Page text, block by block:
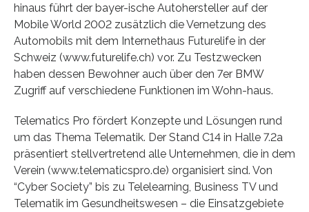
hinaus führt der bayer-ische Autohersteller auf der
Mobile World 2002 zusätzlich die Vernetzung des
Automobils mit dem Internethaus Futurelife in der
Schweiz (www.futurelife.ch) vor. Zu Testzwecken
haben dessen Bewohner auch über den 7er BMW
Zugriff auf verschiedene Funktionen im Wohn-haus.
Telematics Pro fördert Konzepte und Lösungen rund
um das Thema Telematik. Der Stand C14 in Halle 7.2a
präsentiert stellvertretend alle Unternehmen, die in dem
Verein (www.telematicspro.de) organisiert sind. Von
“Cyber Society” bis zu Telelearning, Business TV und
Telematik im Gesundheitswesen – die Einsatzgebiete